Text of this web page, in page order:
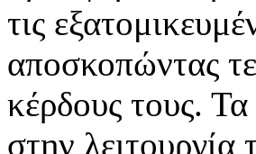
τις
αποσκοπώντας
κέρδους τους.
στην